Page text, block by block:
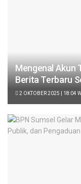
Mengenal Akun
Berita Terbaru
2 OKTOBER 2025 | 18:04